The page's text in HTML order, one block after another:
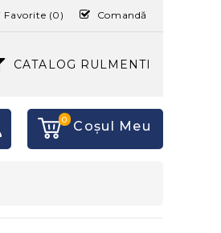
Favorite (0) Comandă
CATALOG RULMENTI
0 Coşul Meu